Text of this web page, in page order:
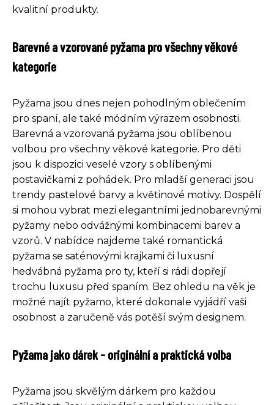
kvalitní produkty.
Barevné a vzorované pyžama pro všechny věkové
kategorie
Pyžama jsou dnes nejen pohodlným oblečením
pro spaní, ale také módním výrazem osobnosti.
Barevná a vzorovaná pyžama jsou oblíbenou
volbou pro všechny věkové kategorie. Pro děti
jsou k dispozici veselé vzory s oblíbenými
postavičkami z pohádek. Pro mladší generaci jsou
trendy pastelové barvy a květinové motivy. Dospělí
si mohou vybrat mezi elegantními jednobarevnými
pyžamy nebo odvážnými kombinacemi barev a
vzorů. V nabídce najdeme také romantická
pyžama se saténovými krajkami či luxusní
hedvábná pyžama pro ty, kteří si rádi dopřejí
trochu luxusu před spaním. Bez ohledu na věk je
možné najít pyžamo, které dokonale vyjádří vaši
osobnost a zaručeně vás potěší svým designem.
Pyžama jako dárek - originální a praktická volba
Pyžama jsou skvělým dárkem pro každou